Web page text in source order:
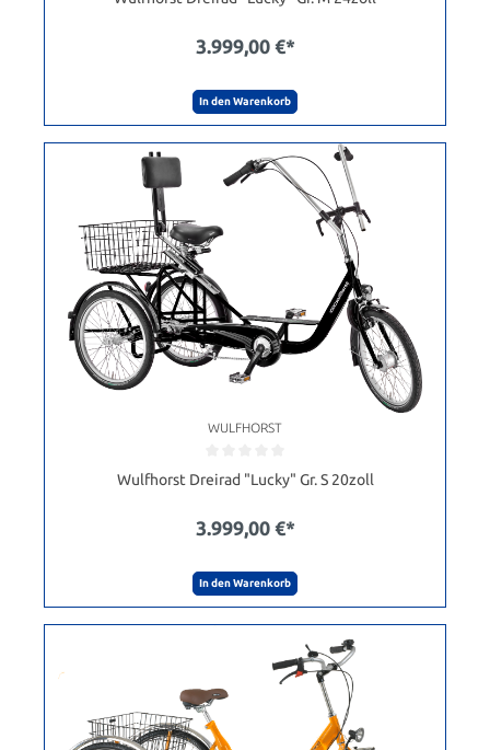
3.999,00 €*
In den Warenkorb
WULFHORST
Wulfhorst Dreirad "Lucky" Gr. S 20zoll
3.999,00 €*
In den Warenkorb